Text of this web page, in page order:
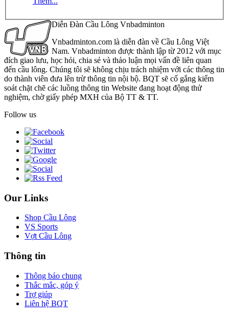
Diễn Đàn Cầu Lông Vnbadminton
Vnbadminton.com là diễn đàn về Cầu Lông Việt
Nam. Vnbadminton được thành lập từ 2012 với mục
đích giao lưu, học hỏi, chia sẻ và thảo luận mọi vấn đề liên quan
đến cầu lông. Chúng tôi sẽ không chịu trách nhiệm với các thông tin
do thành viên đưa lên trừ thông tin nội bộ. BQT sẽ cố gắng kiểm
soát chặt chẽ các luồng thông tin Website đang hoạt động thử
nghiệm, chờ giấy phép MXH của Bộ TT & TT.
Follow us
Our Links
Shop Cầu Lông
VS Sports
Vợt Cầu Lông
Thông tin
Thông báo chung
Thắc mắc, góp ý
Trợ giúp
Liên hệ BQT